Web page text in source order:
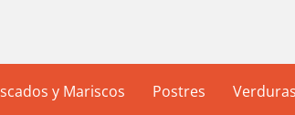
y Mariscos Postres